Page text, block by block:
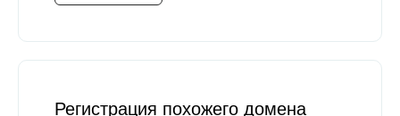
Регистрация похожего домена